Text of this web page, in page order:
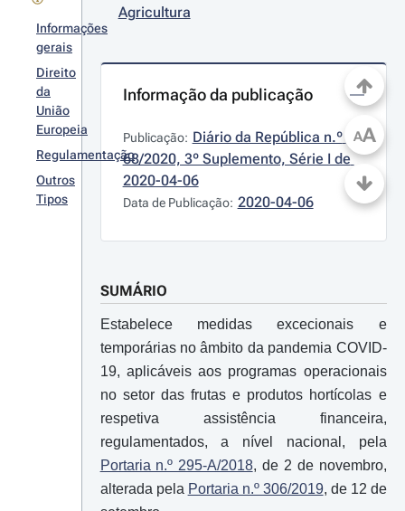
Informações
gerais
Direito
da
União
Europeia
Regulamentação
Outros
Tipos
Agricultura
Informação da publicação
Publicação: Diário da República n.º
68/2020, 3º Suplemento, Série I de
2020-04-06
Data de Publicação: 2020-04-06
SUMÁRIO
Estabelece medidas excecionais e
temporárias no âmbito da pandemia COVID-
19, aplicáveis aos programas operacionais
no setor das frutas e produtos hortícolas e
respetiva assistência financeira,
regulamentados, a nível nacional, pela
Portaria n.º 295-A/2018, de 2 de novembro,
alterada pela Portaria n.º 306/2019, de 12 de
AA